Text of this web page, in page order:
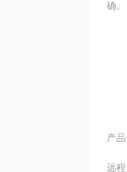
确。
产
远